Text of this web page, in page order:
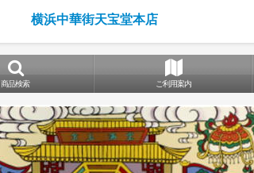
横浜中華街天宝堂本店
商品検索 ご利用案内